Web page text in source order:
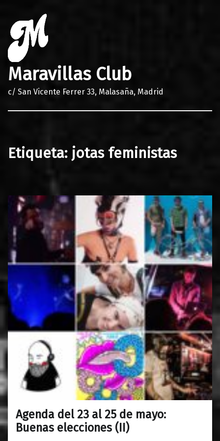
Maravillas Club
c/ San Vicente Ferrer 33, Malasaña, Madrid
Etiqueta: jotas feministas
Agenda del 23 al 25 de mayo:
Buenas elecciones (II)
20/05/2019
0
Maravillas